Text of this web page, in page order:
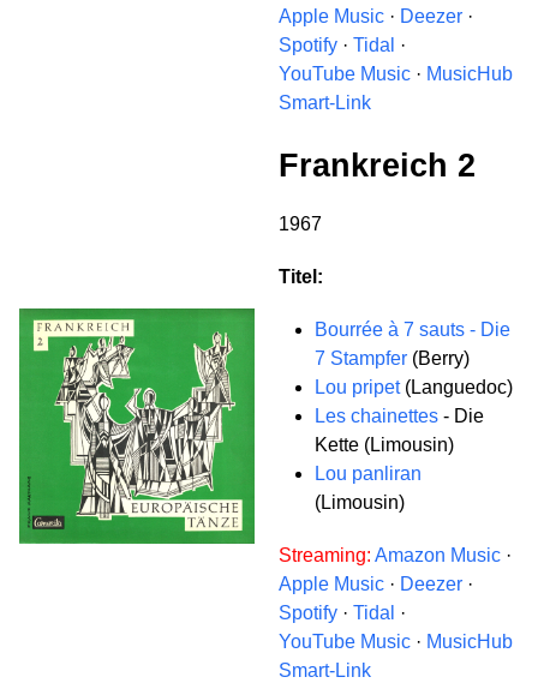
Apple Music · Deezer ·
Spotify · Tidal ·
YouTube Music · MusicHub
Smart-Link
Frankreich 2
1967
Titel:
Bourrée à 7 sauts - Die
7 Stampfer (Berry)
Lou pripet(Languedoc)
Les chainettes - Die
Kette (Limousin)
Lou panliran
(Limousin)
Streaming: Amazon Music ·
Apple Music · Deezer ·
Spotify · Tidal ·
YouTube Music · MusicHub
Smart-Link